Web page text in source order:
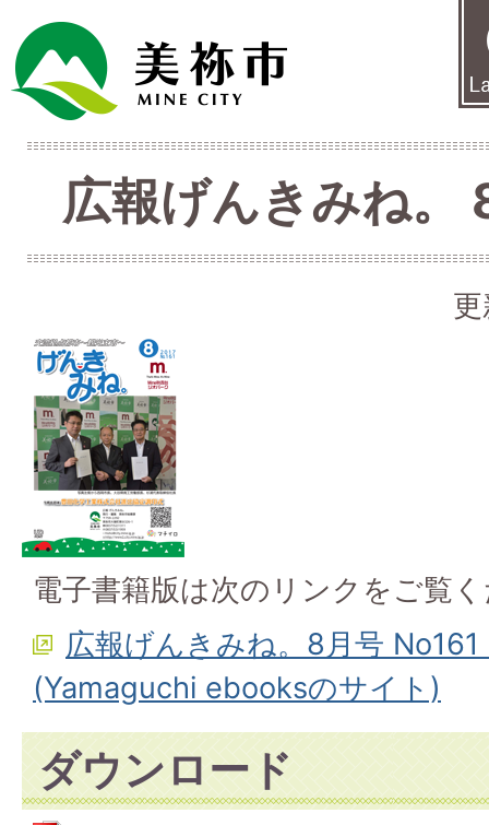
広報げんきみね。
電子書籍版は次のリンクをご覧
広報げんきみね。8月号 No161
(Yamaguchi ebooksのサイト)
ダウンロード